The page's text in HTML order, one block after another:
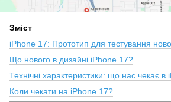
Зміст
iPhone 17: Прототип для тестування
Що нового в дизайні iPhone 17?
Технічні характеристики: що нас чекає в
Коли чекати на iPhone 17?